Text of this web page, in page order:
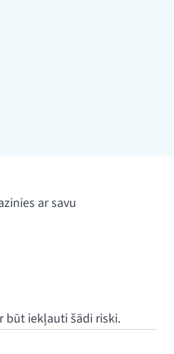
ar savu
būt iekļauti šādi riski.